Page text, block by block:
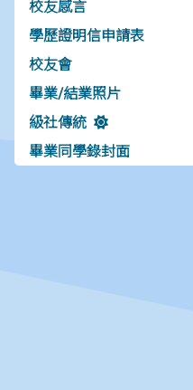
校友感言
學歷證明信申請表
校友會
畢業/結業照片
級社傳統
畢業同學錄封面